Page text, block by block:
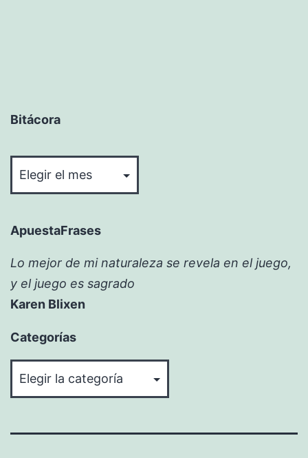
Bitácora
ApuestaFrases
Lo mejor de mi naturaleza se revela en el juego,
y el juego es sagrado
Karen Blixen
Categorías